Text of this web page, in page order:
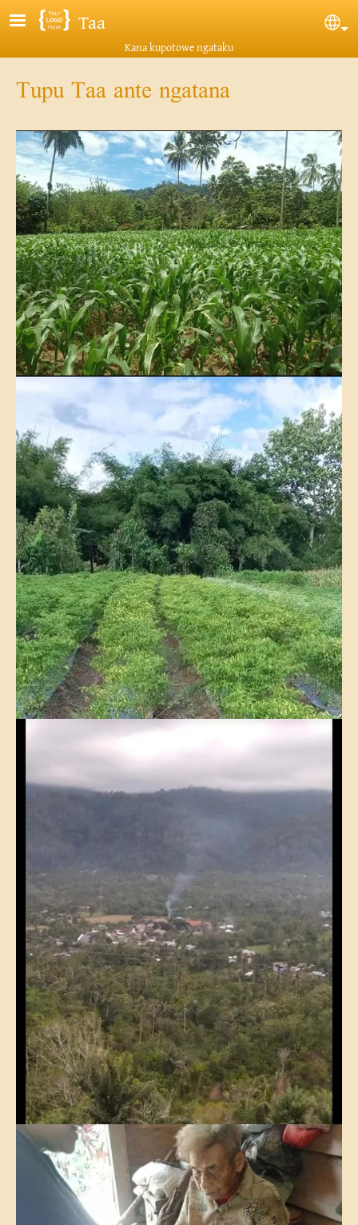
Skip to main content
Taa
Kana kupotowe ngataku
Tupu Taa ante ngatana